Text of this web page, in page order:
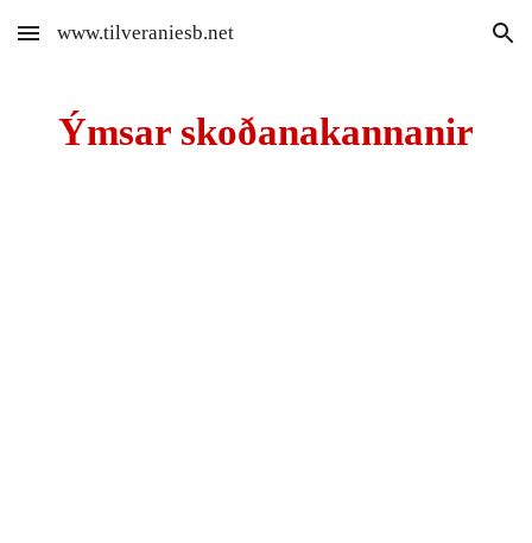
Skip to main content Skip to navigation
www.tilveraniesb.net
Ýmsar skoðanakannanir